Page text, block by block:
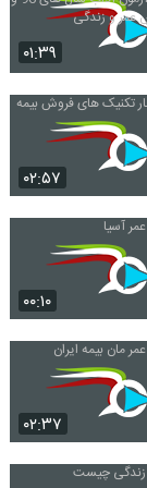
۰۱:۳۹
۰۲:۵۷
۰۰:۱۰
۰۲:۳۷